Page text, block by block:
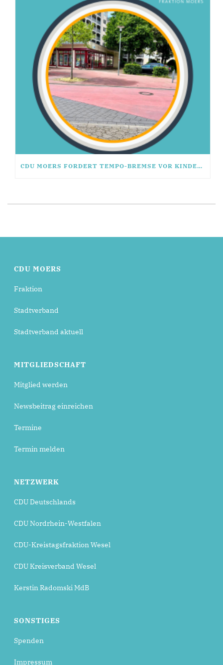
CDU MOERS FORDERT TEMPO-BREMSE VOR KINDEREINRICHTUNG
CDU MOERS
Fraktion
Stadtverband
Stadtverband aktuell
MITGLIEDSCHAFT
Mitglied werden
Newsbeitrag einreichen
Termine
Termin melden
NETZWERK
CDU Deutschlands
CDU Nordrhein-Westfalen
CDU-Kreistagsfraktion Wesel
CDU Kreisverband Wesel
Kerstin Radomski MdB
SONSTIGES
Spenden
Impressum